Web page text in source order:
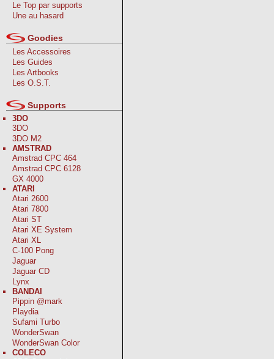
Le Top par supports
Une au hasard
Goodies
Les Accessoires
Les Guides
Les Artbooks
Les O.S.T.
Supports
3DO
3DO
3DO M2
AMSTRAD
Amstrad CPC 464
Amstrad CPC 6128
GX 4000
ATARI
Atari 2600
Atari 7800
Atari ST
Atari XE System
Atari XL
C-100 Pong
Jaguar
Jaguar CD
Lynx
BANDAI
Pippin @mark
Playdia
Sufami Turbo
WonderSwan
WonderSwan Color
COLECO